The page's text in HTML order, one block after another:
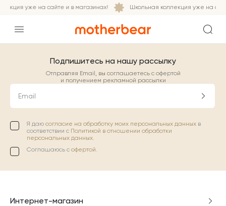
уже на сайте и в магазинах! Школьная коллекция уже на
Подпишитесь на нашу рассылку
Отправляя Email, вы соглашаетесь с офертой
и получением рекламной рассылки
Email
Я даю согласие на обработку моих персональных данных в
соответствии с Политикой в отношении обработки
персональных данных.
Соглашаюсь с офертой.
Интернет-магазин